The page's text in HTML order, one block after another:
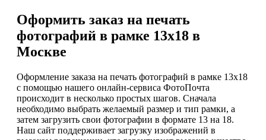
Оформить заказ на печать
фотографий в рамке 13х18 в
Москве
Оформление заказа на печать фотографий в рамке 13х18
с помощью нашего онлайн-сервиса ФотоПочта
происходит в несколько простых шагов. Сначала
необходимо выбрать желаемый размер и тип рамки, а
затем загрузить свои фотографии в формате 13 на 18.
Наш сайт поддерживает загрузку изображений в